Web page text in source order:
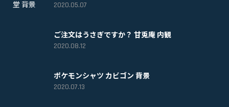
2020.05.07
ご注文はうさぎですか？ 甘兎庵 内観
2020.08.12
ポケモンシャツ カビゴン 背景
2020.07.13